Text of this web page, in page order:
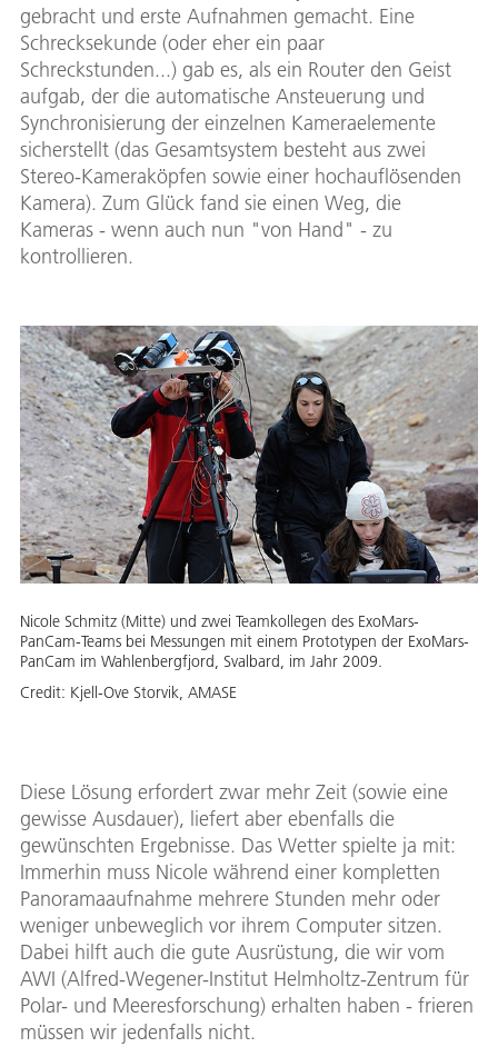
gebracht und erste Aufnahmen gemacht. Eine
Schrecksekunde (oder eher ein paar
Schreckstunden...) gab es, als ein Router den Geist
aufgab, der die automatische Ansteuerung und
Synchronisierung der einzelnen Kameraelemente
sicherstellt (das Gesamtsystem besteht aus zwei
Stereo-Kameraköpfen sowie einer hochauflösenden
Kamera). Zum Glück fand sie einen Weg, die
Kameras - wenn auch nun "von Hand" - zu
kontrollieren.
Nicole Schmitz (Mitte) und zwei Teamkollegen des ExoMars-
PanCam-Teams bei Messungen mit einem Prototypen der ExoMars-
PanCam im Wahlenbergfjord, Svalbard, im Jahr 2009.
Credit: Kjell-Ove Storvik, AMASE
Diese Lösung erfordert zwar mehr Zeit (sowie eine
gewisse Ausdauer), liefert aber ebenfalls die
gewünschten Ergebnisse. Das Wetter spielte ja mit:
Immerhin muss Nicole während einer kompletten
Panoramaaufnahme mehrere Stunden mehr oder
weniger unbeweglich vor ihrem Computer sitzen.
Dabei hilft auch die gute Ausrüstung, die wir vom
AWI (Alfred-Wegener-Institut Helmholtz-Zentrum für
Polar- und Meeresforschung) erhalten haben - frieren
müssen wir jedenfalls nicht.